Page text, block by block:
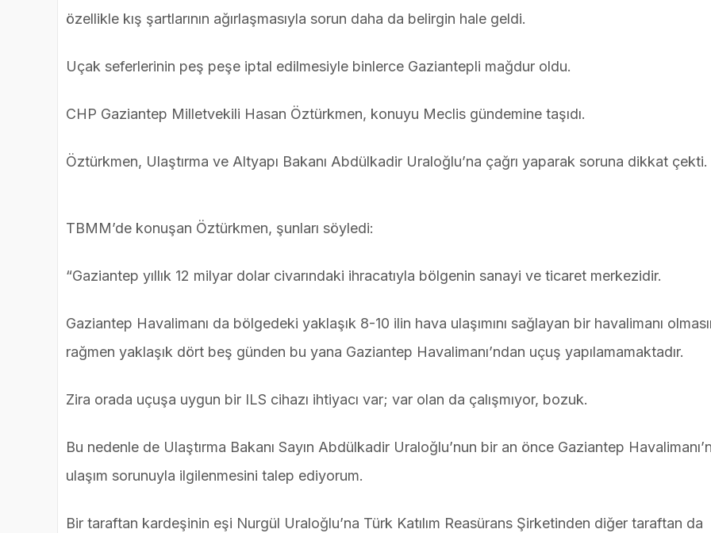
özellikle kış şartlarının ağırlaşmasıyla sorun daha da belirgin hale geldi.
Uçak seferlerinin peş peşe iptal edilmesiyle binlerce Gaziantepli mağdur oldu.
CHP Gaziantep Milletvekili Hasan Öztürkmen, konuyu Meclis gündemine taşıdı.
Öztürkmen, Ulaştırma ve Altyapı Bakanı Abdülkadir Uraloğlu’na çağrı yaparak soruna dikkat çekti.
TBMM’de konuşan Öztürkmen, şunları söyledi:
“Gaziantep yıllık 12 milyar dolar civarındaki ihracatıyla bölgenin sanayi ve ticaret merkezidir.
Gaziantep Havalimanı da bölgedeki yaklaşık 8-10 ilin hava ulaşımını sağlayan bir havalimanı
rağmen yaklaşık dört beş günden bu yana Gaziantep Havalimanı’ndan uçuş yapılamamaktadır.
Zira orada uçuşa uygun bir ILS cihazı ihtiyacı var; var olan da çalışmıyor, bozuk.
Bu nedenle de Ulaştırma Bakanı Sayın Abdülkadir Uraloğlu’nun bir an önce Gaziantep
ulaşım sorunuyla ilgilenmesini talep ediyorum.
Bir taraftan kardeşinin eşi Nurgül Uraloğlu’na Türk Katılım Reasürans Şirketinden diğer taraftan da